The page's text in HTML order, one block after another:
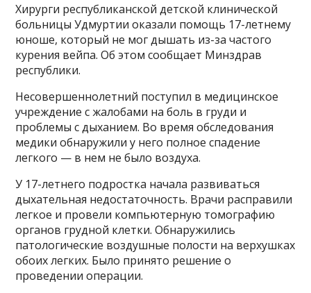
Хирурги республиканской детской клинической
больницы Удмуртии оказали помощь 17-летнему
юноше, который не мог дышать из-за частого
курения вейпа. Об этом сообщает Минздрав
республики.
Несовершеннолетний поступил в медицинское
учреждение с жалобами на боль в груди и
проблемы с дыханием. Во время обследования
медики обнаружили у него полное спадение
легкого — в нем не было воздуха.
У 17-летнего подростка начала развиваться
дыхательная недостаточность. Врачи расправили
легкое и провели компьютерную томографию
органов грудной клетки. Обнаружились
патологические воздушные полости на верхушках
обоих легких. Было принято решение о
проведении операции.